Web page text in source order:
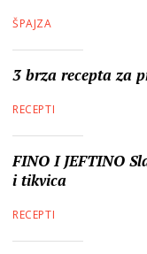
ŠPAJZA
3 brza recepta za
RECEPTI
FINO I JEFTINO
i tikvica
RECEPTI